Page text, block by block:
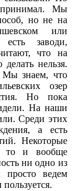
принимал. Мы
но не на
или
заводи,
что на
нельзя.
Мы знаем, что
озер
Но пока
На наши
Среди этих
а есть
Некоторые
то и вообще
ни одно из
ведем